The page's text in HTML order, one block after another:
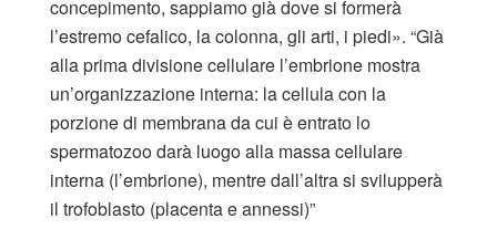
concepimento, sappiamo già dove si formerà
l’estremo cefalico, la colonna, gli arti, i piedi». “Già
alla prima divisione cellulare l’embrione mostra
un’organizzazione interna: la cellula con la
porzione di membrana da cui è entrato lo
spermatozoo darà luogo alla massa cellulare
interna (l’embrione), mentre dall’altra si svilupperà
il trofoblasto (placenta e annessi)”